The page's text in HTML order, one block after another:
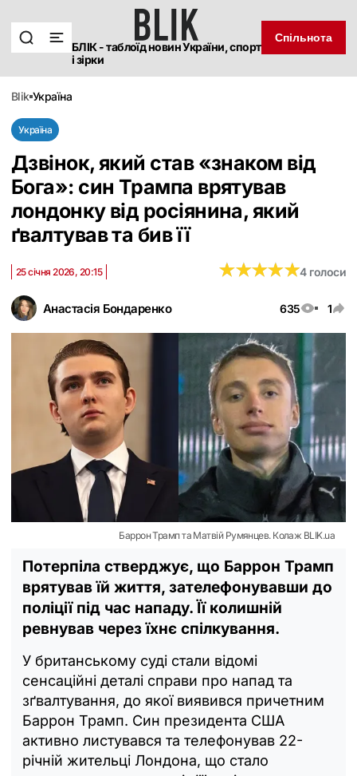
БЛІК - таблоїд новин України, спорт
і зірки
Спільнота
blik україна
Україна
Дзвінок, який став «знаком від
Бога‎»: син Трампа врятував
лондонку від росіянина, який
ґвалтував та бив її
Анастасія Бондаренко 635 1
25 січня 2026, 20:15 ★★★★★
★★★★★4 голоси
Баррон Трамп та Матвій Румянцев. Колаж BLIK.ua
Потерпіла стверджує, що Баррон Трамп
врятував їй життя, зателефонувавши до
поліції під час нападу. Її колишній
ревнував через їхнє спілкування.
У британському суді стали відомі
сенсаційні деталі справи про напад та
зґвалтування, до якої виявився причетним
Баррон Трамп. Син президента США
активно листувався та телефонував 22-
річній жительці Лондона, що стало